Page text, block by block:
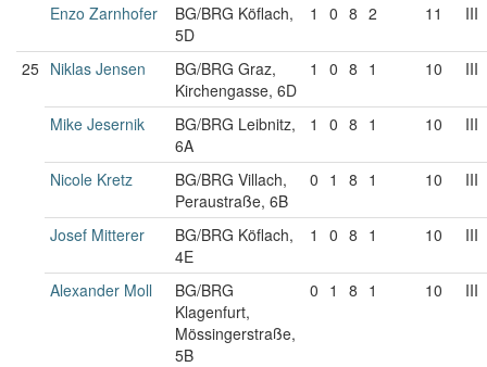
Enzo Zarnhofer
BG/BRG Köflach,
5D
1 0 8 2 11 III
25 Niklas Jensen
BG/BRG Graz,
Kirchengasse, 6D
1 0 8 1 10 III
Mike Jesernik
BG/BRG Leibnitz,
6A
1 0 8 1 10 III
Nicole Kretz
BG/BRG Villach,
Peraustraße, 6B
0 1 8 1 10 III
Josef Mitterer
BG/BRG Köflach,
4E
1 0 8 1 10 III
Alexander Moll
BG/BRG
Klagenfurt,
Mössingerstraße,
5B
0 1 8 1 10 III